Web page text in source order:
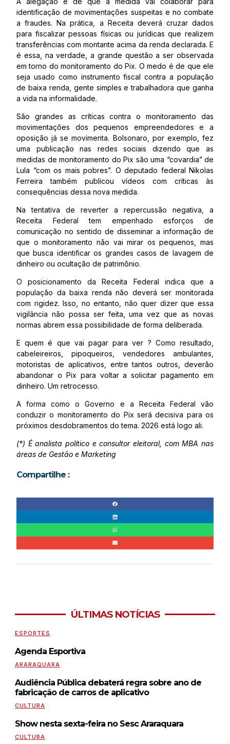
identificação de movimentações suspeitas e no combate
a fraudes. Na prática, a Receita deverá cruzar dados
para fiscalizar pessoas físicas ou jurídicas que realizem
transferências com montante acima da renda declarada. E
é essa, na verdade, a grande questão a ser observada
em torno do monitoramento do Pix. O medo é de que ele
seja usado como instrumento fiscal contra a população
de baixa renda, gente simples e trabalhadora que ganha
a vida na informalidade.
São grandes as críticas contra o monitoramento das
movimentações dos pequenos empreendedores e a
oposição já se movimenta. Bolsonaro, por exemplo, fez
uma publicação nas redes sociais dizendo que as
medidas de monitoramento do Pix são uma “covardia” de
Lula “com os mais pobres”. O deputado federal Nikolas
Ferreira também publicou vídeos com críticas às
consequências dessa nova medida.
Na tentativa de reverter a repercussão negativa, a
Receita Federal tem empenhado esforços de
comunicação no sentido de disseminar a informação de
que o monitoramento não vai mirar os pequenos, mas
que busca identificar os grandes casos de lavagem de
dinheiro ou ocultação de patrimônio.
O posicionamento da Receita Federal indica que a
população da baixa renda não deverá ser monitorada
com rigidez. Isso, no entanto, não quer dizer que essa
vigilância não possa ser feita, uma vez que as novas
normas abrem essa possibilidade de forma deliberada.
E quem é que vai pagar para ver ? Como resultado,
cabeleireiros, pipoqueiros, vendedores ambulantes,
motoristas de aplicativos, entre tantos outros, deverão
abandonar o Pix para voltar a solicitar pagamento em
dinheiro. Um retrocesso.
A forma como o Governo e a Receita Federal vão
conduzir o monitoramento do Pix será decisiva para os
próximos desdobramentos do tema. 2026 está logo ali.
(*) É analista político e consultor eleitoral, com MBA nas
áreas de Gestão e Marketing
Compartilhe :
ÚLTIMAS NOTÍCIAS
ESPORTES
Agenda Esportiva
ARARAQUARA
Audiência Pública debaterá regra sobre ano de
fabricação de carros de aplicativo
CULTURA
Show nesta sexta-feira no Sesc Araraquara
CULTURA